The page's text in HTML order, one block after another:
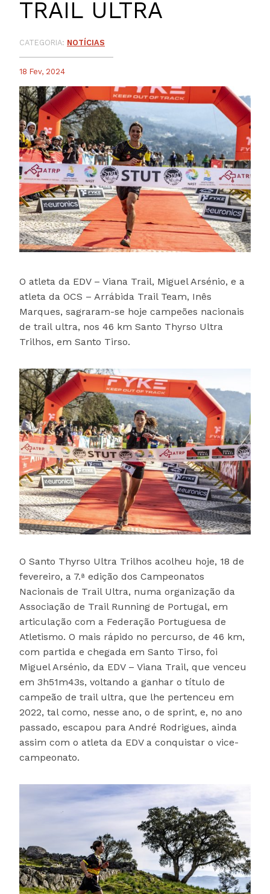
TRAIL ULTRA
CATEGORIA: NOTÍCIAS
18 Fev, 2024
O atleta da EDV – Viana Trail, Miguel Arsénio, e a
atleta da OCS – Arrábida Trail Team, Inês
Marques, sagraram-se hoje campeões nacionais
de trail ultra, nos 46 km Santo Thyrso Ultra
Trilhos, em Santo Tirso.
O Santo Thyrso Ultra Trilhos acolheu hoje, 18 de
fevereiro, a 7.ª edição dos Campeonatos
Nacionais de Trail Ultra, numa organização da
Associação de Trail Running de Portugal, em
articulação com a Federação Portuguesa de
Atletismo. O mais rápido no percurso, de 46 km,
com partida e chegada em Santo Tirso, foi
Miguel Arsénio, da EDV – Viana Trail, que venceu
em 3h51m43s, voltando a ganhar o título de
campeão de trail ultra, que lhe pertenceu em
2022, tal como, nesse ano, o de sprint, e, no ano
passado, escapou para André Rodrigues, ainda
assim com o atleta da EDV a conquistar o vice-
campeonato.